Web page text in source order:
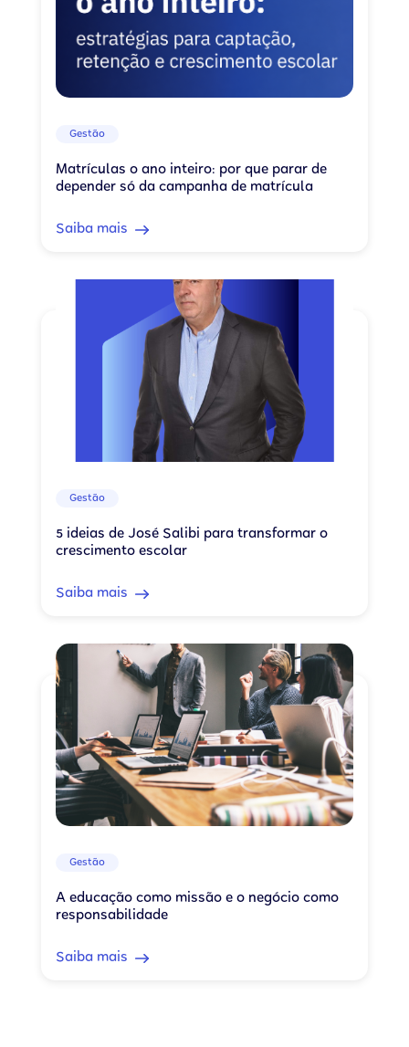
Gestão
Matrículas o ano inteiro: por que parar de
depender só da campanha de matrícula
Saiba mais
Gestão
5 ideias de José Salibi para transformar o
crescimento escolar
Saiba mais
Gestão
A educação como missão e o negócio como
responsabilidade
Saiba mais